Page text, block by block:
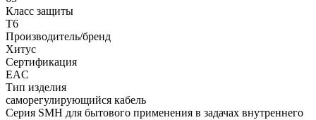
Класс защиты
T6
Производитель/бренд
Хитус
Сертификация
EAC
Тип изделия
саморегулирующийся кабель
Серия SMH для бытового применения в задачах внутреннего